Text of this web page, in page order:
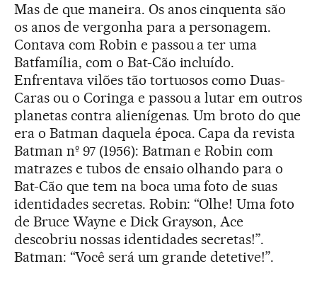
Mas de que maneira. Os anos cinquenta são
os anos de vergonha para a personagem.
Contava com Robin e passou a ter uma
Batfamília, com o Bat-Cão incluído.
Enfrentava vilões tão tortuosos como Duas-
Caras ou o Coringa e passou a lutar em outros
planetas contra alienígenas. Um broto do que
era o Batman daquela época. Capa da revista
Batman nº 97 (1956): Batman e Robin com
matrazes e tubos de ensaio olhando para o
Bat-Cão que tem na boca uma foto de suas
identidades secretas. Robin: “Olhe! Uma foto
de Bruce Wayne e Dick Grayson, Ace
descobriu nossas identidades secretas!”.
Batman: “Você será um grande detetive!”.